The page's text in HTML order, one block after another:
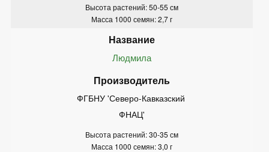
Высота растений: 50-55 см
Масса 1000 семян: 2,7 г
Людмила
ФГБНУ 'Северо-Кавказский
ФНАЦ'
Высота растений: 30-35 см
Масса 1000 семян: 3,0 г